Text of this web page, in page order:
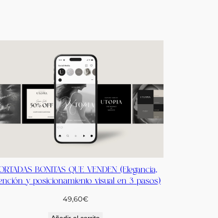
BONITAS QUE VENDEN (Elegancia,
y posicionamiento visual en 3 pasos)
49,60€